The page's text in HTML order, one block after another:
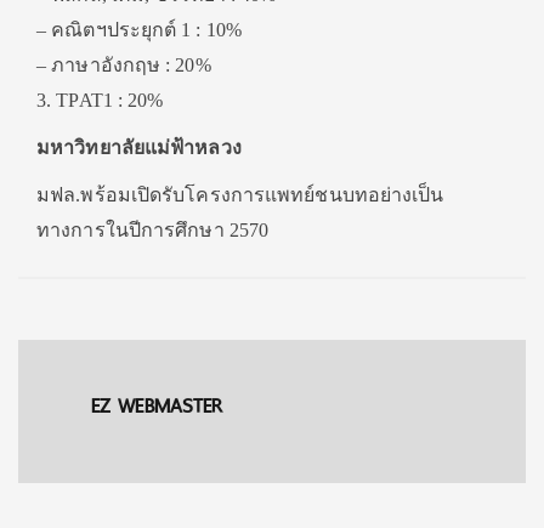
– คณิตฯประยุกต์ 1 : 10%
– ภาษาอังกฤษ : 20%
3. TPAT1 : 20%
มหาวิทยาลัยแม่ฟ้าหลวง
มฟล.พร้อมเปิดรับโครงการแพทย์ชนบทอย่างเป็น
ทางการในปีการศึกษา 2570
EZ WEBMASTER